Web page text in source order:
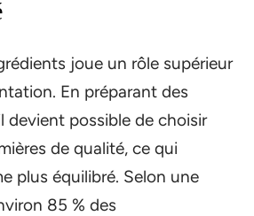
joue un rôle supérieur
En préparant des
devient possible de choisir
de qualité, ce qui
plus équilibré. Selon une
85 % des